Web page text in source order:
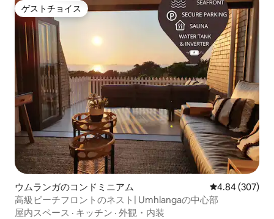
ゲストチョイス
ゲストチョイス
ウムランガのコンドミニアム レビュー307
4.84 (307)
高級ビーチフロントのネスト| Umhlangaの中心部
屋内スペース · キッチン · 外観・内装